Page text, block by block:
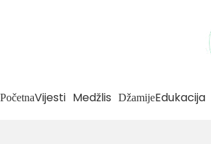
PočetnaVijesti Medžlis DžamijeEdukacija